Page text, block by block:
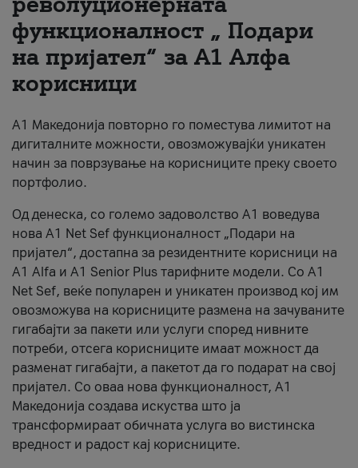
За нас
#ПодобарОнлајн
функционалност „ Подари
на пријател“ за А1 Алфа
корисници
А1 Македонија повторно го поместува лимитот на
дигиталните можности, овозможувајќи уникатен
начин за поврзување на корисниците преку своето
портфолио.
Од денеска, со големо задоволство А1 воведува
нова A1 Net Sef функционалност „Подари на
пријател“, достапна за резидентните корисници на
А1 Alfa и A1 Senior Plus тарифните модели. Со A1
Net Sef, веќе популарен и уникатен производ кој им
овозможува на корисниците размена на зачуваните
гигабајти за пакети или услуги според нивните
потреби, отсега корисниците имаат можност да
разменат гигабајти, а пакетот да го подарат на свој
пријател. Со оваа нова функционалност, А1
Македонија создава искуства што ја
трансформираат обичната услуга во вистинска
вредност и радост кај корисниците.